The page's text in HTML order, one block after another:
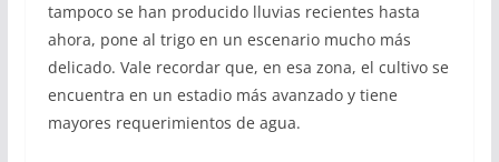
tampoco se han producido lluvias recientes hasta
ahora, pone al trigo en un escenario mucho más
delicado. Vale recordar que, en esa zona, el cultivo se
encuentra en un estadio más avanzado y tiene
mayores requerimientos de agua.